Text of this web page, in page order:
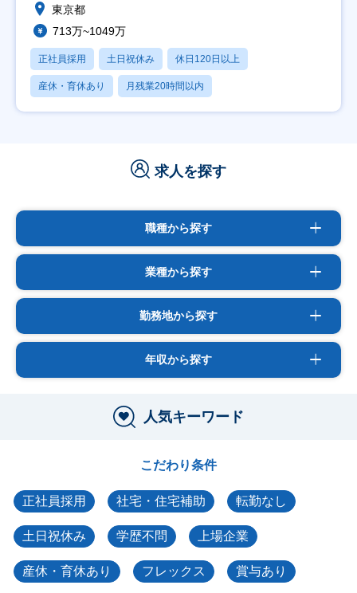
東京都
713万~1049万
正社員採用 土日祝休み 休日120日以上
産休・育休あり 月残業20時間以内
求人を探す
職種から探す
業種から探す
勤務地から探す
年収から探す
人気キーワード
こだわり条件
正社員採用 社宅・住宅補助 転勤なし
土日祝休み 学歴不問 上場企業
産休・育休あり フレックス 賞与あり